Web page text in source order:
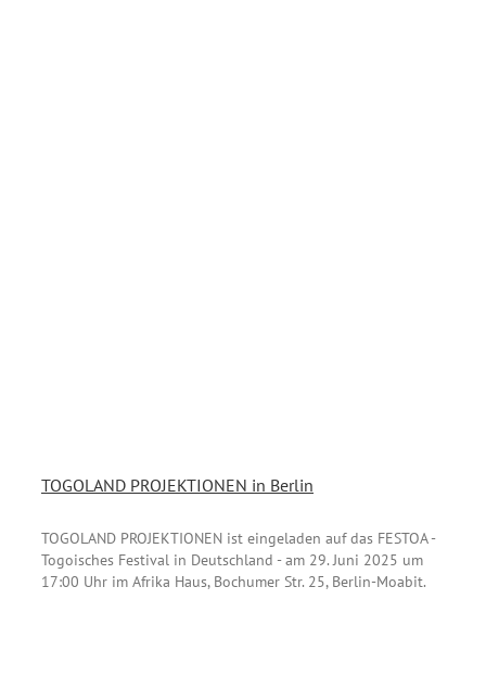
TOGOLAND PROJEKTIONEN in Berlin
TOGOLAND PROJEKTIONEN ist eingeladen auf das FESTOA -
Togoisches Festival in Deutschland - am 29. Juni 2025 um
17:00 Uhr im Afrika Haus, Bochumer Str. 25, Berlin-Moabit.